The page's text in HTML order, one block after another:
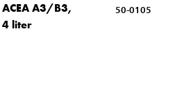
A3/B3,
liter
50-0105